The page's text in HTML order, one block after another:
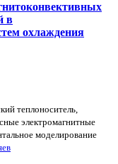
в
охлаждения
теплоноситель,
электромагнитные
моделирование